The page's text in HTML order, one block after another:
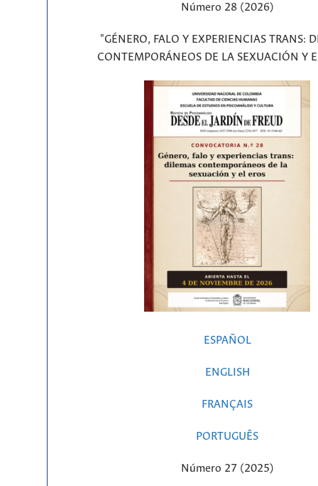
Número 28 (2026)
"GÉNERO, FALO Y EXPERIENCIAS TRANS:
CONTEMPORÁNEOS DE LA SEXUACIÓN Y
ESPAÑOL
ENGLISH
FRANÇAIS
PORTUGUÊS
Número 27 (2025)